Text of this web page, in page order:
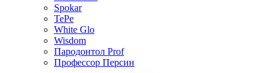
Spokar
TePe
White Glo
Wisdom
Пародонтол Prof
Профессор Персин